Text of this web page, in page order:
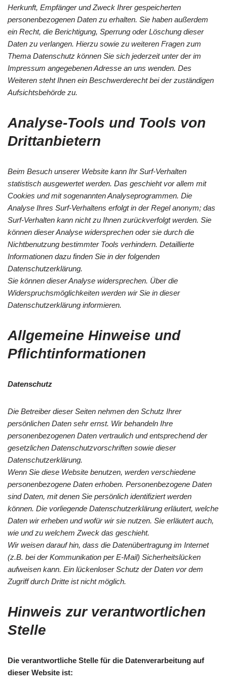
Herkunft, Empfänger und Zweck Ihrer gespeicherten
personenbezogenen Daten zu erhalten. Sie haben außerdem
ein Recht, die Berichtigung, Sperrung oder Löschung dieser
Daten zu verlangen. Hierzu sowie zu weiteren Fragen zum
Thema Datenschutz können Sie sich jederzeit unter der im
Impressum angegebenen Adresse an uns wenden. Des
Weiteren steht Ihnen ein Beschwerderecht bei der zuständigen
Aufsichtsbehörde zu.
Analyse-Tools und Tools von
Drittanbietern
Beim Besuch unserer Website kann Ihr Surf-Verhalten
statistisch ausgewertet werden. Das geschieht vor allem mit
Cookies und mit sogenannten Analyseprogrammen. Die
Analyse Ihres Surf-Verhaltens erfolgt in der Regel anonym; das
Surf-Verhalten kann nicht zu Ihnen zurückverfolgt werden. Sie
können dieser Analyse widersprechen oder sie durch die
Nichtbenutzung bestimmter Tools verhindern. Detaillierte
Informationen dazu finden Sie in der folgenden
Datenschutzerklärung.
Sie können dieser Analyse widersprechen. Über die
Widerspruchsmöglichkeiten werden wir Sie in dieser
Datenschutzerklärung informieren.
Allgemeine Hinweise und
Pflichtinformationen
Datenschutz
Die Betreiber dieser Seiten nehmen den Schutz Ihrer
persönlichen Daten sehr ernst. Wir behandeln Ihre
personenbezogenen Daten vertraulich und entsprechend der
gesetzlichen Datenschutzvorschriften sowie dieser
Datenschutzerklärung.
Wenn Sie diese Website benutzen, werden verschiedene
personenbezogene Daten erhoben. Personenbezogene Daten
sind Daten, mit denen Sie persönlich identifiziert werden
können. Die vorliegende Datenschutzerklärung erläutert, welche
Daten wir erheben und wofür wir sie nutzen. Sie erläutert auch,
wie und zu welchem Zweck das geschieht.
Wir weisen darauf hin, dass die Datenübertragung im Internet
(z.B. bei der Kommunikation per E-Mail) Sicherheitslücken
aufweisen kann. Ein lückenloser Schutz der Daten vor dem
Zugriff durch Dritte ist nicht möglich.
Hinweis zur verantwortlichen
Stelle
Die verantwortliche Stelle für die Datenverarbeitung auf
dieser Website ist: